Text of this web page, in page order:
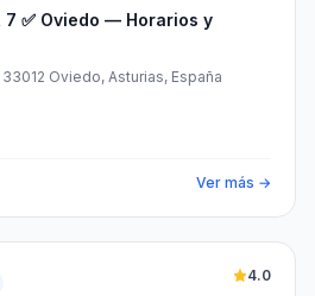
7 ✅ Oviedo — Horarios y
33012 Oviedo, Asturias, España
Ver más →
4.0